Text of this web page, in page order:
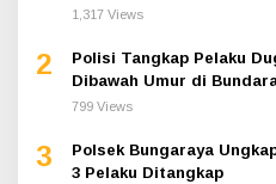
1,317 Views
2
Polisi Tangkap Pelaku
Dibawah Umur di
799 Views
3
Polsek Bungaraya
3 Pelaku Ditangkap